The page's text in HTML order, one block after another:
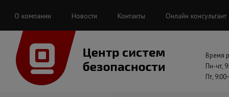
О компании Новости Контакты Онлайн консультант
Время
Пн-чт,
Пт,